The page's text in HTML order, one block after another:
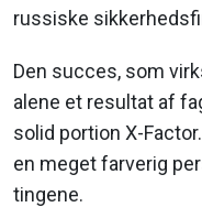
russiske
Den succes, som
alene et resultat af
solid portion X-
en meget farverig
tingene.